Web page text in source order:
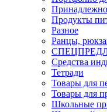
Продукты
Разное
Ранцы,
Средства
Тетради
Товары для
Товары для
Школьные